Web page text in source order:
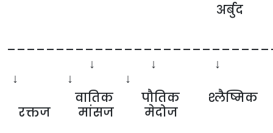
अर्बुद
↓ ↓ ↓
↓ ↓ ↓
वातिक
पौतिक
श्लैष्मिक
रक्तज
मांसज मेदोज